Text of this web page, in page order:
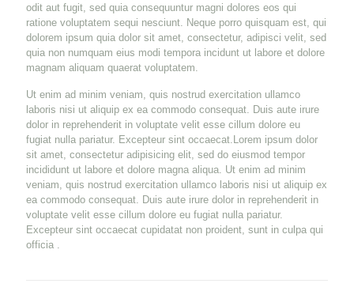
odit aut fugit, sed quia consequuntur magni dolores eos qui
ratione voluptatem sequi nesciunt. Neque porro quisquam est, qui
dolorem ipsum quia dolor sit amet, consectetur, adipisci velit, sed
quia non numquam eius modi tempora incidunt ut labore et dolore
magnam aliquam quaerat voluptatem.
Ut enim ad minim veniam, quis nostrud exercitation ullamco
laboris nisi ut aliquip ex ea commodo consequat. Duis aute irure
dolor in reprehenderit in voluptate velit esse cillum dolore eu
fugiat nulla pariatur. Excepteur sint occaecat.Lorem ipsum dolor
sit amet, consectetur adipisicing elit, sed do eiusmod tempor
incididunt ut labore et dolore magna aliqua. Ut enim ad minim
veniam, quis nostrud exercitation ullamco laboris nisi ut aliquip ex
ea commodo consequat. Duis aute irure dolor in reprehenderit in
voluptate velit esse cillum dolore eu fugiat nulla pariatur.
Excepteur sint occaecat cupidatat non proident, sunt in culpa qui
officia .